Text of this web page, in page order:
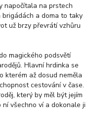
napočítala na prstech
brigádách a doma to taky
už brzy převrátí vzhůru
magického podsvětí
Hlavní hrdinka se
kterém až dosud neměla
cestování v čase.
který by měl být jejím
všechno ví a dokonale ji